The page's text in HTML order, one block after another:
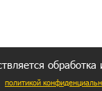
политикой